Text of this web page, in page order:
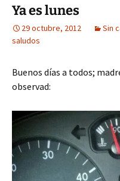
Ya es lunes
29 octubre, 2012 Sin
saludos
Buenos días a todos;
observad: